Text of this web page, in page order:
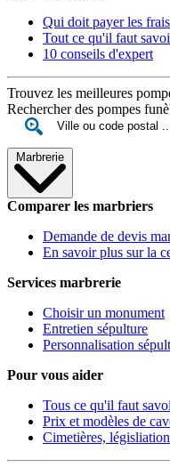
Qui doit payer les
Tout ce qu'il faut
10 conseils d'expert
Trouvez les meilleures
Rechercher des pompes
Marbrerie
Comparer les marbriers
Demande de devis
En savoir plus sur la
Services marbrerie
Choisir un monument
Entretien sépulture
Personnalisation
Pour vous aider
Tous ce qu'il faut
Prix et modèles de
Cimetières,